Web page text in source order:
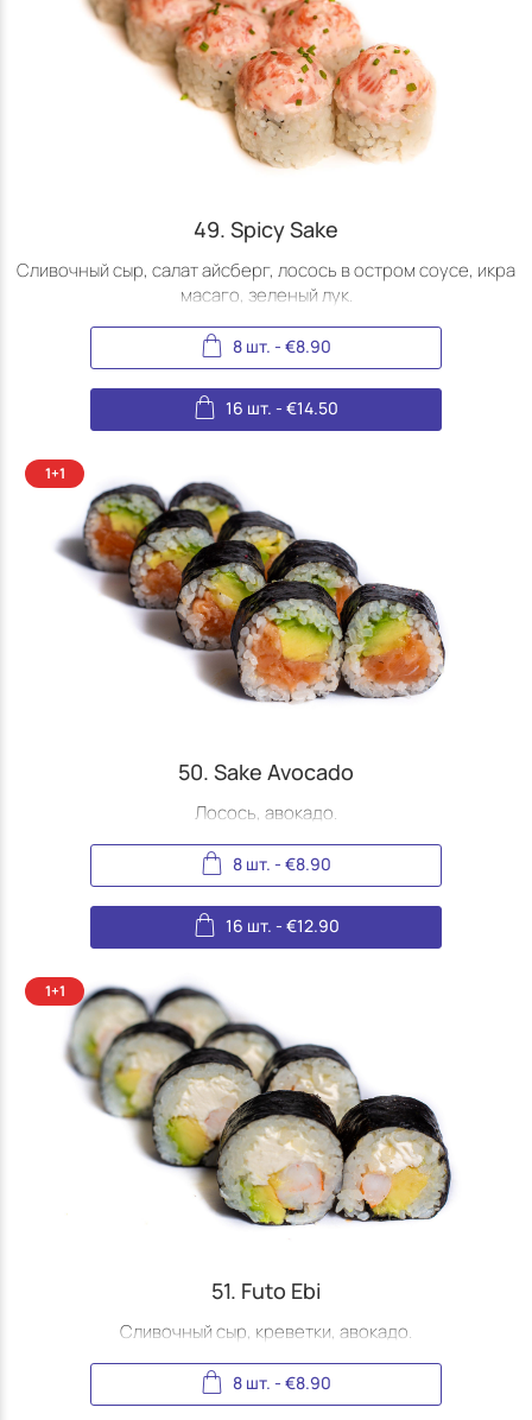
49. Spicy Sake
Сливочный сыр, салат айсберг, лосось в остром соусе, икра
масаго, зеленый лук.
8 шт. - €8.90
16 шт. - €14.50
50. Sake Avocado
Лосось, авокадо.
8 шт. - €8.90
16 шт. - €12.90
51. Futo Ebi
Сливочный сыр, креветки, авокадо.
8 шт. - €8.90